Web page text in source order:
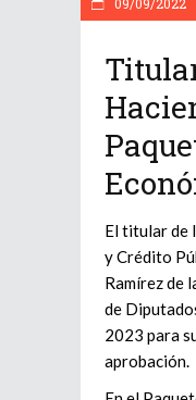
El titular de
y Crédito
Ramírez de
de
2023 para
aprobación.